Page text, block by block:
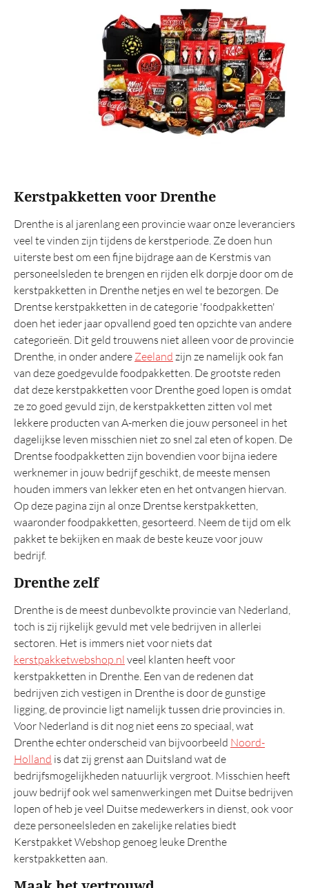
Vuurkorf
BBQ
Tas
Wellness
Overig
Luxe
Prijs 25 euro
Italiaans
Snijplank
Mooie
Eindejaarsgeschenken
Kerstattenties
Aanbevolen
TOP 20
Belastingregels
Kerstpakketten voor Drenthe
Drenthe is al jarenlang een provincie waar onze leveranciers
veel te vinden zijn tijdens de kerstperiode. Ze doen hun
uiterste best om een fijne bijdrage aan de Kerstmis van
personeelsleden te brengen en rijden elk dorpje door om de
kerstpakketten in Drenthe netjes en wel te bezorgen. De
Drentse kerstpakketten in de categorie 'foodpakketten'
doen het ieder jaar opvallend goed ten opzichte van andere
categorieën. Dit geld trouwens niet alleen voor de provincie
Drenthe, in onder andere Zeeland zijn ze namelijk ook fan
van deze goedgevulde foodpakketten. De grootste reden
dat deze kerstpakketten voor Drenthe goed lopen is omdat
ze zo goed gevuld zijn, de kerstpakketten zitten vol met
lekkere producten van A-merken die jouw personeel in het
dagelijkse leven misschien niet zo snel zal eten of kopen. De
Drentse foodpakketten zijn bovendien voor bijna iedere
werknemer in jouw bedrijf geschikt, de meeste mensen
houden immers van lekker eten en het ontvangen hiervan.
Op deze pagina zijn al onze Drentse kerstpakketten,
waaronder foodpakketten, gesorteerd. Neem de tijd om elk
pakket te bekijken en maak de beste keuze voor jouw
bedrijf.
Drenthe zelf
Drenthe is de meest dunbevolkte provincie van Nederland,
toch is zij rijkelijk gevuld met vele bedrijven in allerlei
sectoren. Het is immers niet voor niets dat
kerstpakketwebshop.nl veel klanten heeft voor
kerstpakketten in Drenthe. Een van de redenen dat
bedrijven zich vestigen in Drenthe is door de gunstige
ligging, de provincie ligt namelijk tussen drie provincies in.
Voor Nederland is dit nog niet eens zo speciaal, wat
Drenthe echter onderscheid van bijvoorbeeld Noord-
Holland is dat zij grenst aan Duitsland wat de
bedrijfsmogelijkheden natuurlijk vergroot. Misschien heeft
jouw bedrijf ook wel samenwerkingen met Duitse bedrijven
lopen of heb je veel Duitse medewerkers in dienst, ook voor
deze personeelsleden en zakelijke relaties biedt
Kerstpakket Webshop genoeg leuke Drenthe
kerstpakketten aan.